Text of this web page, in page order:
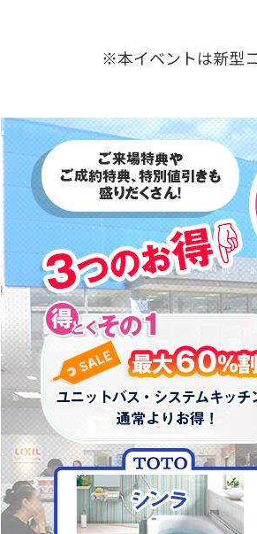
※本イベントは新型